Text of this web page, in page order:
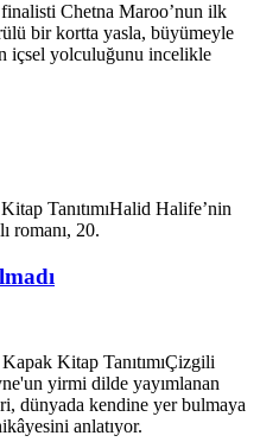
Chetna Maroo’nun ilk
bir kortta yasla, büyümeyle
içsel yolculuğunu incelikle
Kitap TanıtımıHalid Halife’nin
romanı, 20.
Kitap TanıtımıÇizgili
yirmi dilde yayımlanan
dünyada kendine yer bulmaya
anlatıyor.